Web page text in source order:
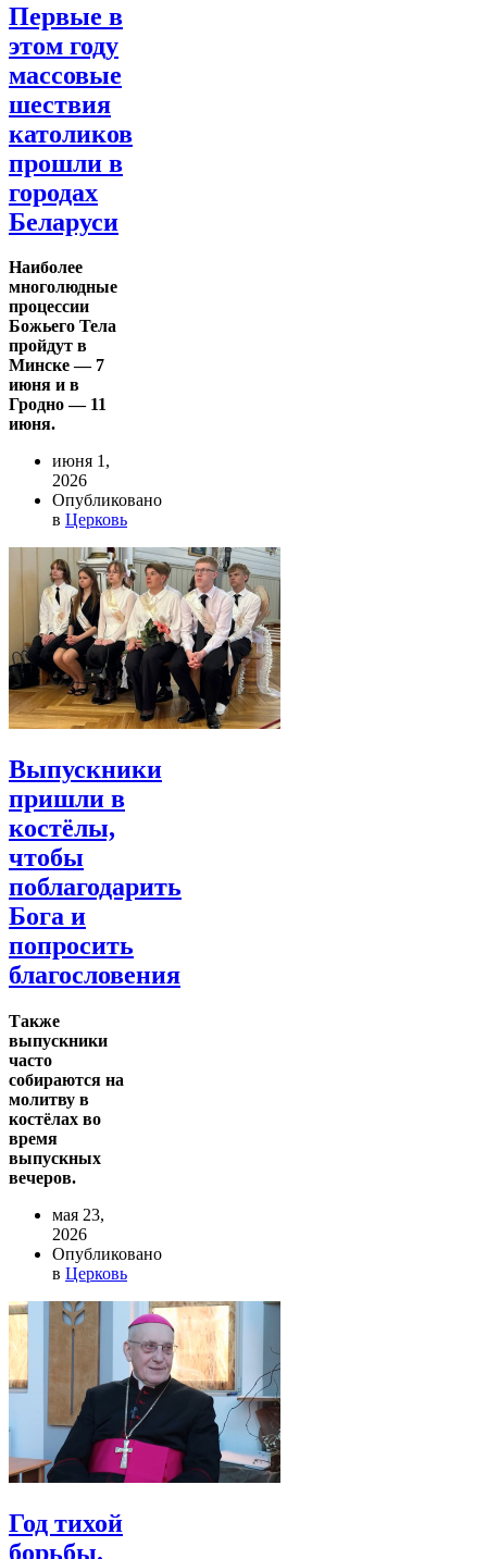
Первые в
этом году
массовые
шествия
католиков
прошли в
городах
Беларуси
Наиболее
многолюдные
процессии
Божьего Тела
пройдут в
Минске — 7
июня и в
Гродно — 11
июня.
июня 1,
2026
Опубликовано
в Церковь
Выпускники
пришли в
костёлы,
чтобы
поблагодарить
Бога и
попросить
благословения
Также
выпускники
часто
собираются на
молитву в
костёлах во
время
выпускных
вечеров.
мая 23,
2026
Опубликовано
в Церковь
Год тихой
борьбы.